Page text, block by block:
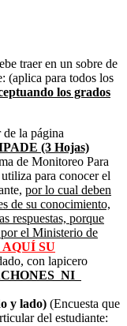
traer en un sobre de
(aplica para todos los
los grados
la página
(3 Hojas)
de Monitoreo Para
para conocer el
por lo cual deben
de su conocimiento,
respuestas, porque
el Ministerio de
SU
con lapicero
NI
y lado) (Encuesta que
del estudiante: